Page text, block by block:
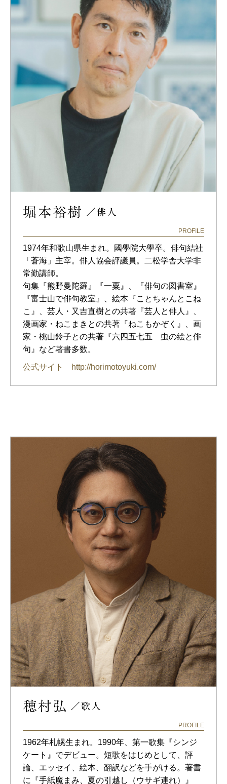
PROFILE
1974年和歌山県生まれ。國學院大學卒。俳句結社
「蒼海」主宰。俳人協会評議員。二松学舎大学非
常勤講師。
句集『熊野曼陀羅』『一粟』、『俳句の図書室』
『富士山で俳句教室』、絵本『ことちゃんとこね
こ』、芸人・又吉直樹との共著『芸人と俳人』、
漫画家・ねこまきとの共著『ねこもかぞく』、画
家・桃山鈴子との共著『六四五七五 虫の絵と俳
句』など著書多数。
公式サイト http://horimotoyuki.com/
PROFILE
1962年札幌生まれ。1990年、第一歌集『シンジ
ケート』でデビュー。短歌をはじめとして、評
論、エッセイ、絵本、翻訳などを手がける。著書
に『手紙魔まみ、夏の引越し（ウサギ連れ）』